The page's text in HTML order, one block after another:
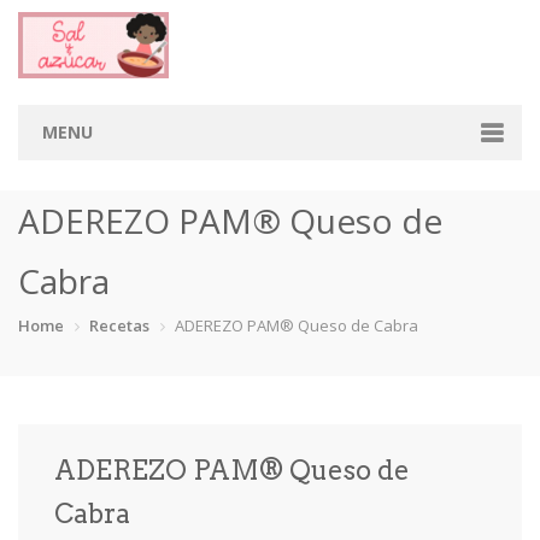
MENU
Categorias
ADEREZO PAM® Queso de
Cabra
Home Recetas ADEREZO PAM® Queso de Cabra
ADEREZO PAM® Queso de
Cabra